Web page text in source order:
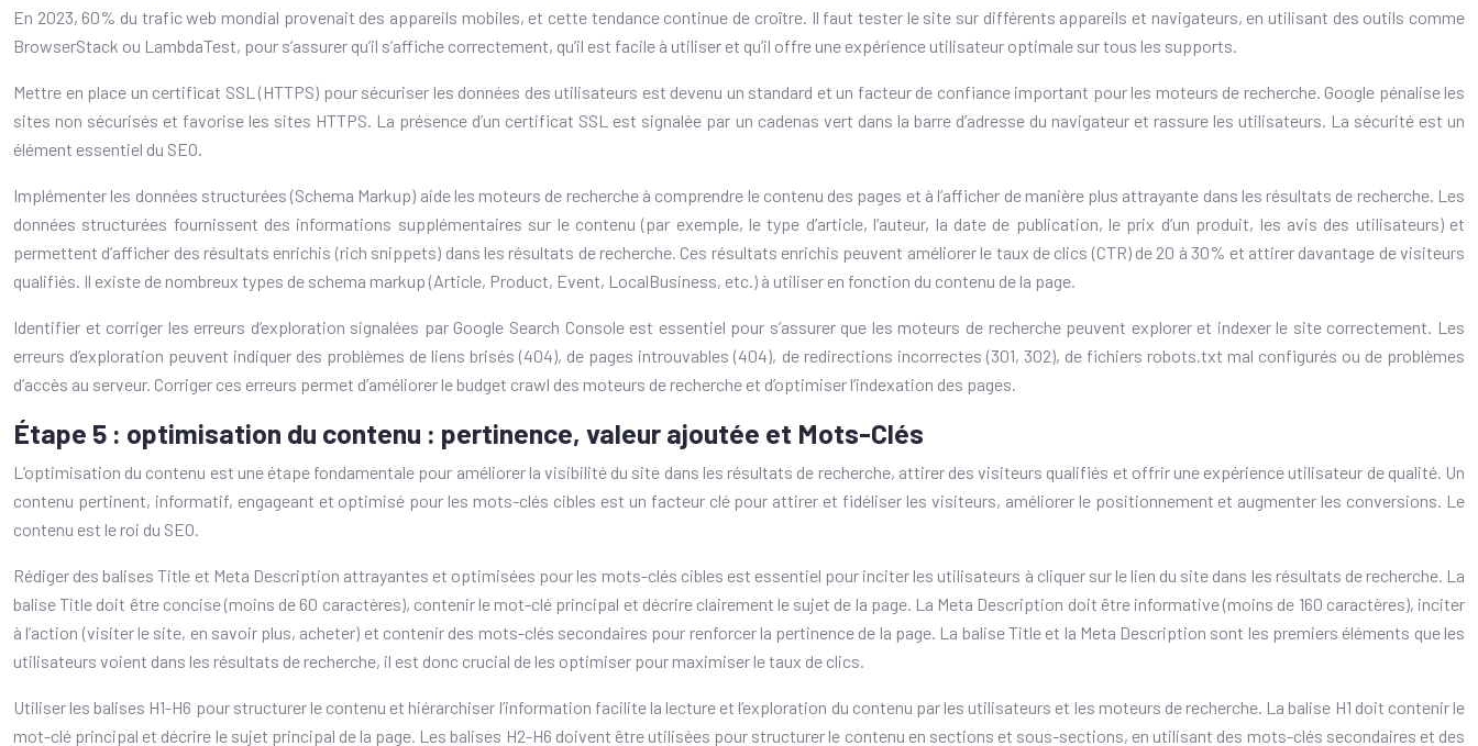
En 2023, 60% du trafic web mondial provenait des appareils mobiles, et cette tendance continue de croître. Il faut tester le site sur différents appareils et navigateurs, en utilisant des outils comme
BrowserStack ou LambdaTest, pour s’assurer qu’il s’affiche correctement, qu’il est facile à utiliser et qu’il offre une expérience utilisateur optimale sur tous les supports.
Mettre en place un certificat SSL (HTTPS) pour sécuriser les données des utilisateurs est devenu un standard et un facteur de confiance important pour les moteurs de recherche. Google pénalise les
sites non sécurisés et favorise les sites HTTPS. La présence d’un certificat SSL est signalée par un cadenas vert dans la barre d’adresse du navigateur et rassure les utilisateurs. La sécurité est un
élément essentiel du SEO.
Implémenter les données structurées (Schema Markup) aide les moteurs de recherche à comprendre le contenu des pages et à l’afficher de manière plus attrayante dans les résultats de recherche. Les
données structurées fournissent des informations supplémentaires sur le contenu (par exemple, le type d’article, l’auteur, la date de publication, le prix d’un produit, les avis des utilisateurs) et
permettent d’afficher des résultats enrichis (rich snippets) dans les résultats de recherche. Ces résultats enrichis peuvent améliorer le taux de clics (CTR) de 20 à 30% et attirer davantage de visiteurs
qualifiés. Il existe de nombreux types de schema markup (Article, Product, Event, LocalBusiness, etc.) à utiliser en fonction du contenu de la page.
Identifier et corriger les erreurs d’exploration signalées par Google Search Console est essentiel pour s’assurer que les moteurs de recherche peuvent explorer et indexer le site correctement. Les
erreurs d’exploration peuvent indiquer des problèmes de liens brisés (404), de pages introuvables (404), de redirections incorrectes (301, 302), de fichiers robots.txt mal configurés ou de problèmes
d’accès au serveur. Corriger ces erreurs permet d’améliorer le budget crawl des moteurs de recherche et d’optimiser l’indexation des pages.
Étape 5 : optimisation du contenu : pertinence, valeur ajoutée et Mots-Clés
L’optimisation du contenu est une étape fondamentale pour améliorer la visibilité du site dans les résultats de recherche, attirer des visiteurs qualifiés et offrir une expérience utilisateur de qualité. Un
contenu pertinent, informatif, engageant et optimisé pour les mots-clés cibles est un facteur clé pour attirer et fidéliser les visiteurs, améliorer le positionnement et augmenter les conversions. Le
contenu est le roi du SEO.
Rédiger des balises Title et Meta Description attrayantes et optimisées pour les mots-clés cibles est essentiel pour inciter les utilisateurs à cliquer sur le lien du site dans les résultats de recherche. La
balise Title doit être concise (moins de 60 caractères), contenir le mot-clé principal et décrire clairement le sujet de la page. La Meta Description doit être informative (moins de 160 caractères), inciter
à l’action (visiter le site, en savoir plus, acheter) et contenir des mots-clés secondaires pour renforcer la pertinence de la page. La balise Title et la Meta Description sont les premiers éléments que les
utilisateurs voient dans les résultats de recherche, il est donc crucial de les optimiser pour maximiser le taux de clics.
Utiliser les balises H1-H6 pour structurer le contenu et hiérarchiser l’information facilite la lecture et l’exploration du contenu par les utilisateurs et les moteurs de recherche. La balise H1 doit contenir le
mot-clé principal et décrire le sujet principal de la page. Les balises H2-H6 doivent être utilisées pour structurer le contenu en sections et sous-sections, en utilisant des mots-clés secondaires et des